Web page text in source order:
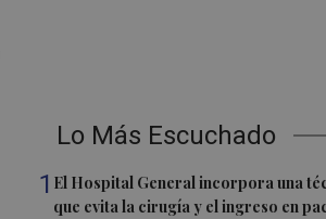
Lo Más Escuchado
1 El Hospital General incorpora una
que evita la cirugía y el ingreso en